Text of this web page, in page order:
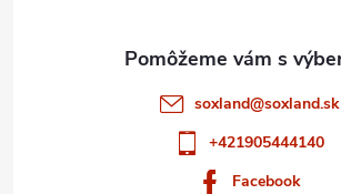
soxland@soxland.sk
+421905444140
Facebook